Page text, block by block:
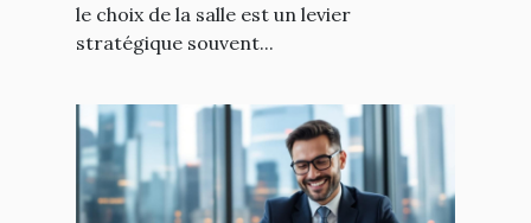
le choix de la salle est un levier
stratégique souvent...